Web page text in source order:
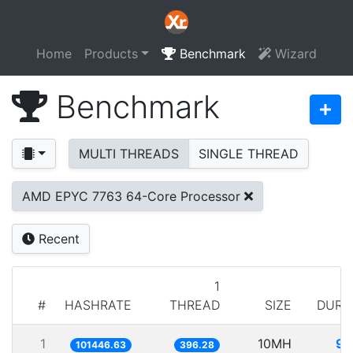
Home Products Benchmark Wizard
Benchmark
MULTI THREADS SINGLE THREAD
AMD EPYC 7763 64-Core Processor
Recent
# HASHRATE
1
THREAD
SIZE
1 101446.63 396.28 10MH